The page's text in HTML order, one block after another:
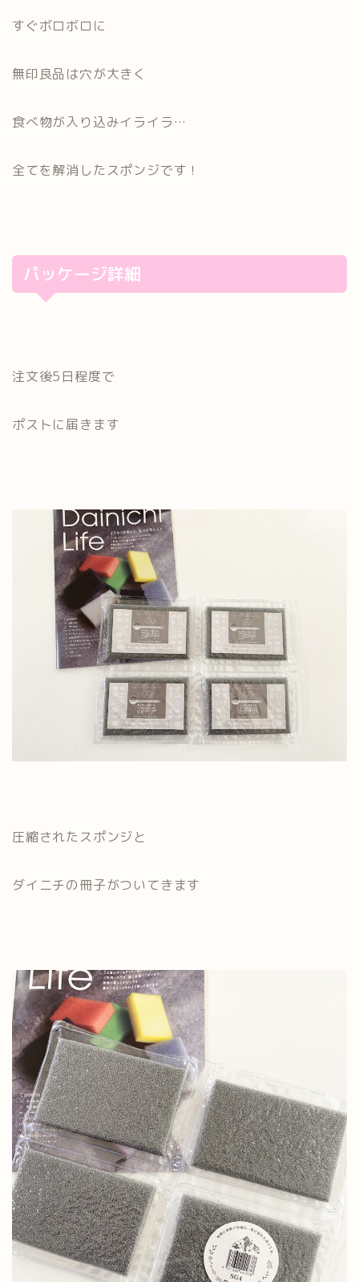
すぐボロボロに
無印良品は穴が大きく
食べ物が入り込みイライラ…
全てを解消したスポンジです！
パッケージ詳細
注文後5日程度で
ポストに届きます
圧縮されたスポンジと
ダイニチの冊子がついてきます